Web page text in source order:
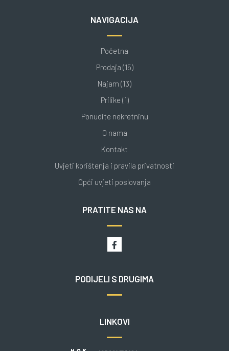
NAVIGACIJA
Početna
Prodaja (15)
Najam (13)
Prilike (1)
Ponudite nekretninu
O nama
Kontakt
Uvjeti korištenja i pravila privatnosti
Opći uvjeti poslovanja
PRATITE NAS NA
PODIJELI S DRUGIMA
LINKOVI